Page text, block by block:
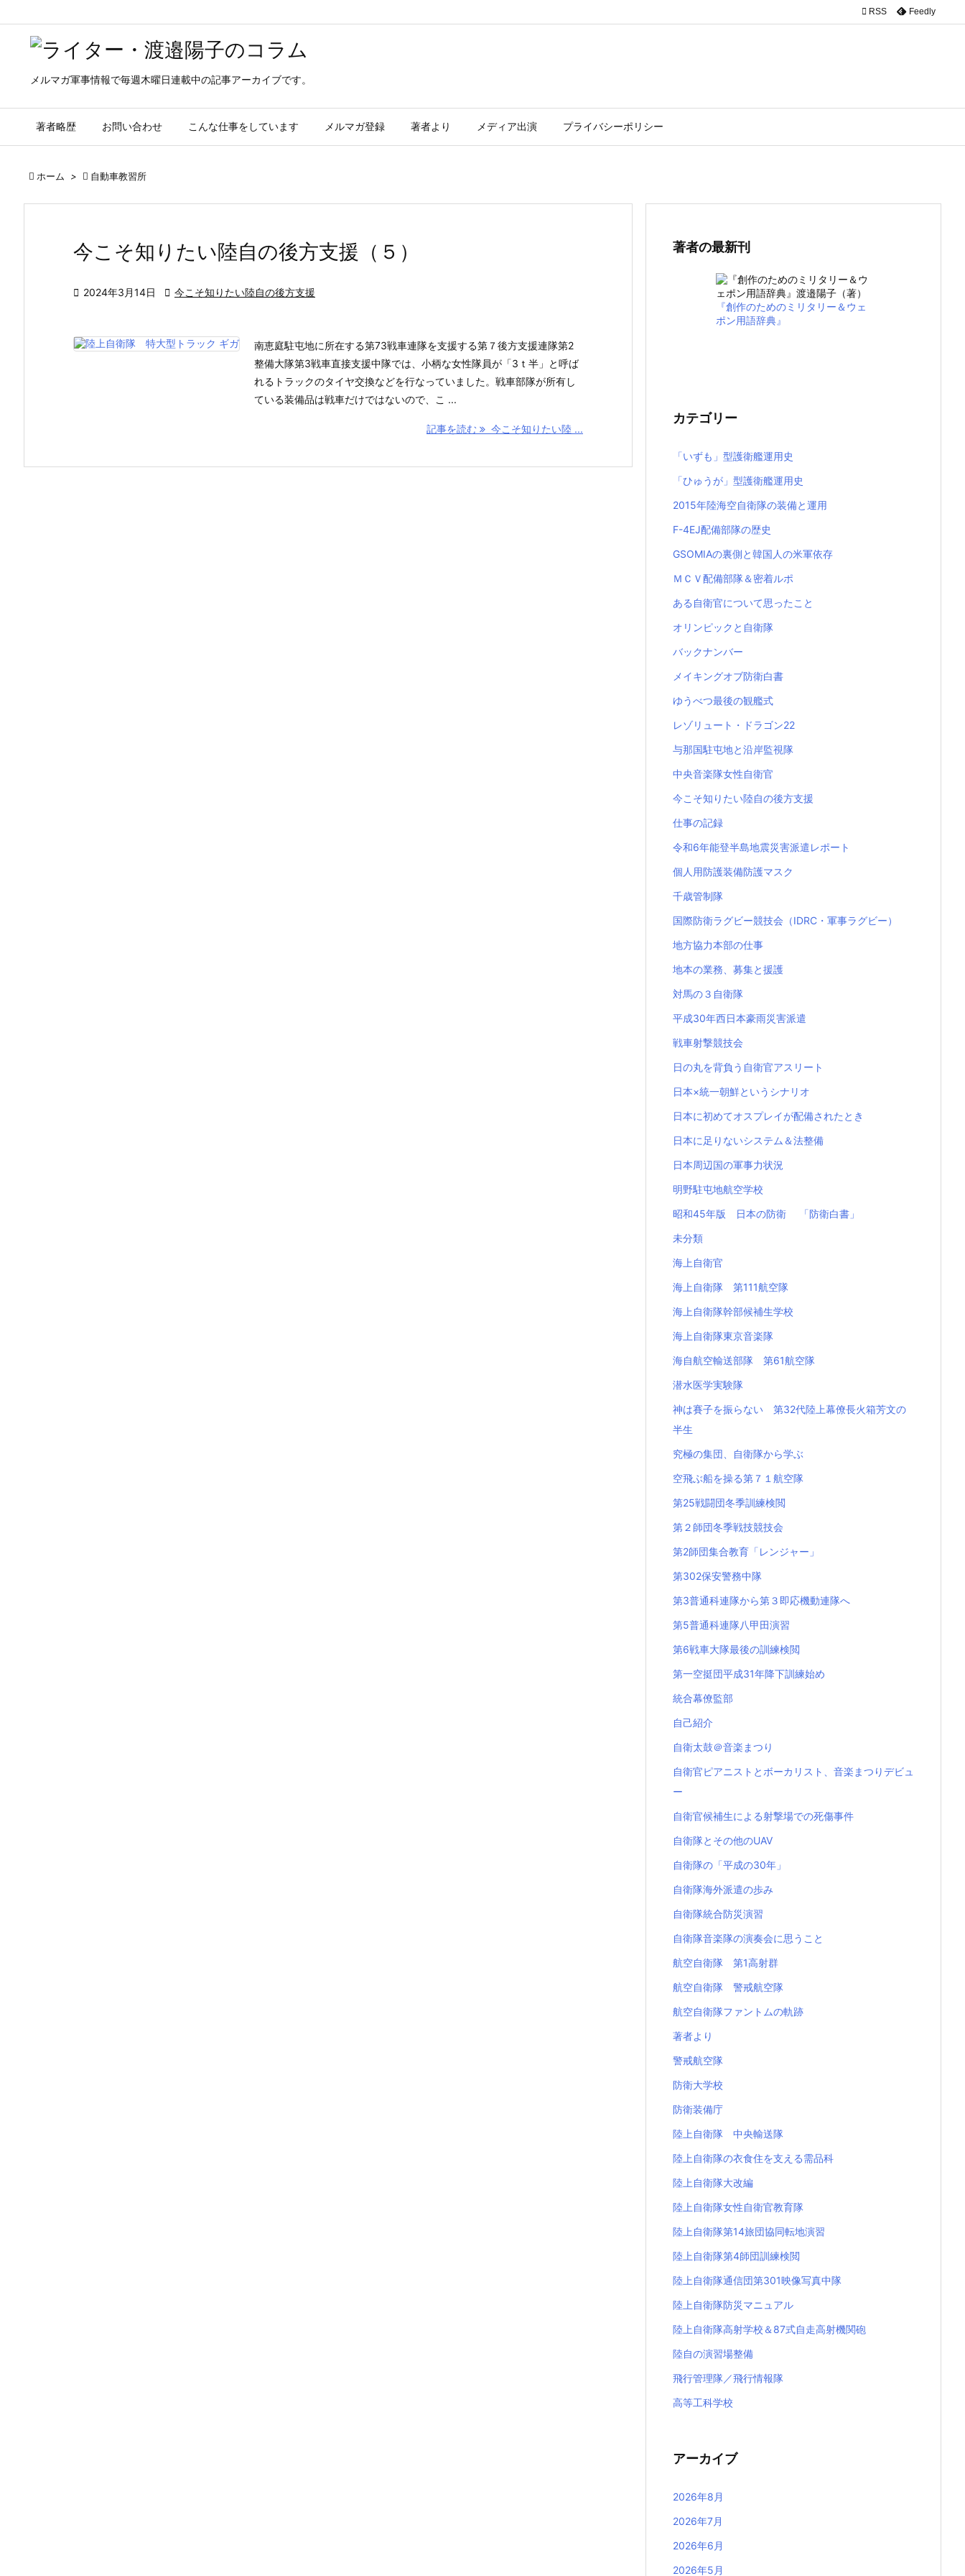
メルマガ軍事情報で毎週木曜日連載中の記事アーカイブです。
著者略歴 お問い合わせ こんな仕事をしています メルマガ登録 著者より メディア出演 プライバシーポリシー
 RSS Feedly
 ホーム >  自動車教習所
今こそ知りたい陸自の後方支援（５）
 2024年3月14日  今こそ知りたい陸自の後方支援
南恵庭駐屯地に所在する第73戦車連隊を支援する第７後方支援連隊第2
整備大隊第3戦車直接支援中隊では、小柄な女性隊員が「3ｔ半」と呼ば
れるトラックのタイヤ交換などを行なっていました。戦車部隊が所有し
ている装備品は戦車だけではないので、こ ...
記事を読む 今こそ知りたい陸 ...
著者の最新刊
『創作のためのミリタリー＆ウェ
ポン用語辞典』
カテゴリー
「いずも」型護衛艦運用史
「ひゅうが」型護衛艦運用史
2015年陸海空自衛隊の装備と運用
F-4EJ配備部隊の歴史
GSOMIAの裏側と韓国人の米軍依存
ＭＣＶ配備部隊＆密着ルポ
ある自衛官について思ったこと
オリンピックと自衛隊
バックナンバー
メイキングオブ防衛白書
ゆうべつ最後の観艦式
レゾリュート・ドラゴン22
与那国駐屯地と沿岸監視隊
中央音楽隊女性自衛官
今こそ知りたい陸自の後方支援
仕事の記録
令和6年能登半島地震災害派遣レポート
個人用防護装備防護マスク
千歳管制隊
国際防衛ラグビー競技会（IDRC・軍事ラグビー）
地方協力本部の仕事
地本の業務、募集と援護
対馬の３自衛隊
平成30年西日本豪雨災害派遣
戦車射撃競技会
日の丸を背負う自衛官アスリート
日本×統一朝鮮というシナリオ
日本に初めてオスプレイが配備されたとき
日本に足りないシステム＆法整備
日本周辺国の軍事力状況
明野駐屯地航空学校
昭和45年版 日本の防衛 「防衛白書」
未分類
海上自衛官
海上自衛隊 第111航空隊
海上自衛隊幹部候補生学校
海上自衛隊東京音楽隊
海自航空輸送部隊 第61航空隊
潜水医学実験隊
神は賽子を振らない 第32代陸上幕僚長火箱芳文の
半生
究極の集団、自衛隊から学ぶ
空飛ぶ船を操る第７１航空隊
第25戦闘団冬季訓練検閲
第２師団冬季戦技競技会
第2師団集合教育「レンジャー」
第302保安警務中隊
第3普通科連隊から第３即応機動連隊へ
第5普通科連隊八甲田演習
第6戦車大隊最後の訓練検閲
第一空挺団平成31年降下訓練始め
統合幕僚監部
自己紹介
自衛太鼓＠音楽まつり
自衛官ピアニストとボーカリスト、音楽まつりデビュ
ー
自衛官候補生による射撃場での死傷事件
自衛隊とその他のUAV
自衛隊の「平成の30年」
自衛隊海外派遣の歩み
自衛隊統合防災演習
自衛隊音楽隊の演奏会に思うこと
航空自衛隊 第1高射群
航空自衛隊 警戒航空隊
航空自衛隊ファントムの軌跡
著者より
警戒航空隊
防衛大学校
防衛装備庁
陸上自衛隊 中央輸送隊
陸上自衛隊の衣食住を支える需品科
陸上自衛隊大改編
陸上自衛隊女性自衛官教育隊
陸上自衛隊第14旅団協同転地演習
陸上自衛隊第4師団訓練検閲
陸上自衛隊通信団第301映像写真中隊
陸上自衛隊防災マニュアル
陸上自衛隊高射学校＆87式自走高射機関砲
陸自の演習場整備
飛行管理隊／飛行情報隊
高等工科学校
アーカイブ
2026年8月
2026年7月
2026年6月
2026年5月